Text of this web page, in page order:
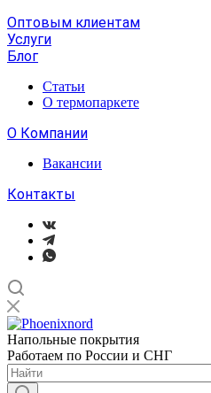
Оптовым клиентам
Услуги
Блог
Статьи
О термопаркете
О Компании
Вакансии
Контакты
Напольные покрытия
Работаем по России и СНГ